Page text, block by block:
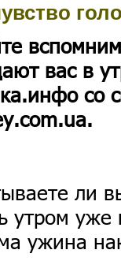
вас в
со
ли
утром
ужина